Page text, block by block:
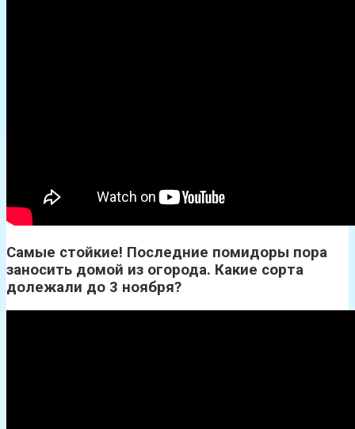
Самые стойкие! Последние помидоры пора
заносить домой из огорода. Какие сорта
долежали до 3 ноября?